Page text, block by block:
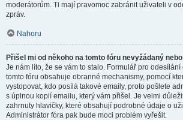
moderátorům. Ti mají pravomoc zabránit uživateli v
zpráv.
Nahoru
Přišel mi od někoho na tomto fóru nevyžádaný
Je nám líto, že se vám to stalo. Formulář pro
tomto fóru obsahuje obranné mechanismy, pomocí
vystopovat, kdo posílá takové emaily, proto pošlete
s úplnou kopií emailu, který vám přišel. Je velmi
zahrnuty hlavičky, které obsahují podrobné údaje o
Administrátor fóra pak bude moci problém vyřešit.